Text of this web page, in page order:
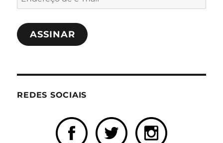
de
e-
mailASSINAR
REDES SOCIAIS